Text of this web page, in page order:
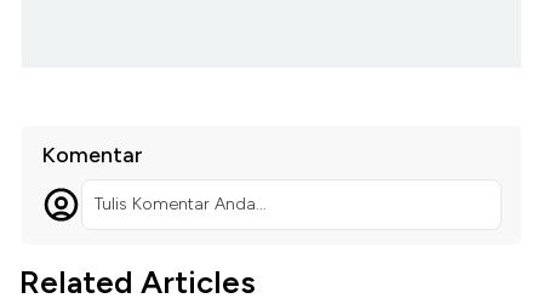
Komentar
Tulis Komentar Anda...
Related Articles